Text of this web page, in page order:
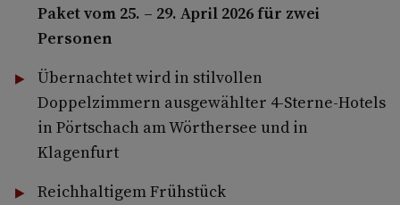
Paket vom 25. – 29. April 2026für zwei
Personen
Übernachtet wird in stilvollen
Doppelzimmern ausgewählter 4-Sterne-Hotels
in Pörtschach am Wörthersee und in
Klagenfurt
Reichhaltigem Frühstück